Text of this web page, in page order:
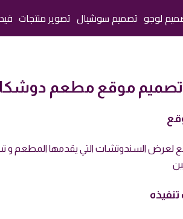
لوجو تصميم سوشيال تصوير منتجات
تصميم موقع مطعم دوشكا
لعرض السندوتشات التي يقدمها المطعم و